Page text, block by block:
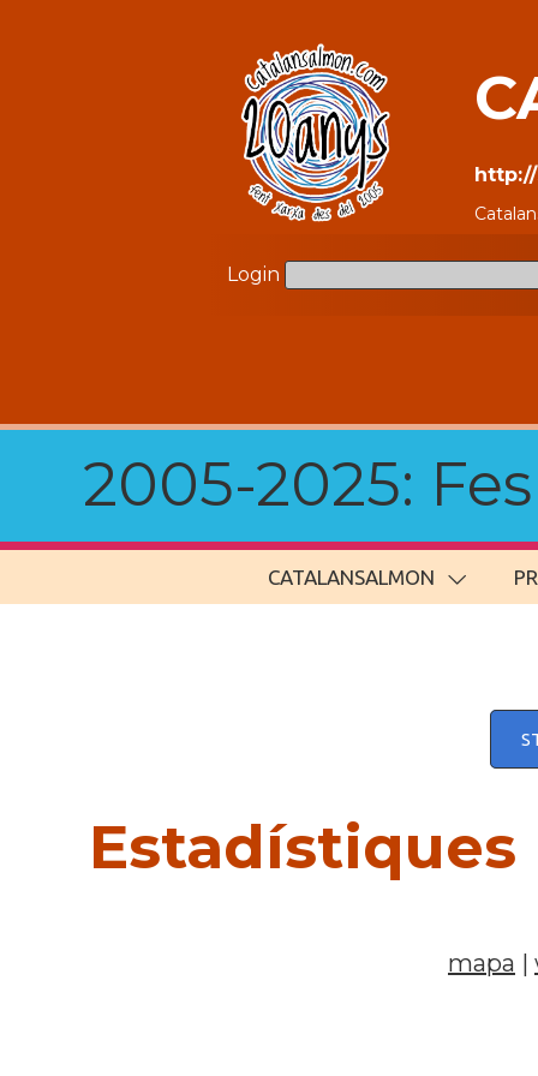
Login
2005-2025:
CATALANSALMON
Estadístiques
mapa |